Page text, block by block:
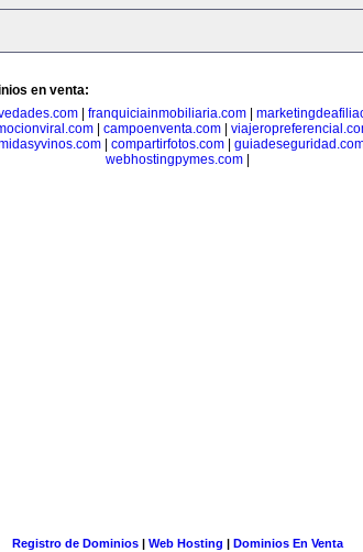
en venta:
| franquiciainmobiliaria.com|
campoenventa.com
| compartirfotos.com|
webhostingpymes.com|
Registro de Dominios| Web Hosting | Dominios En Venta